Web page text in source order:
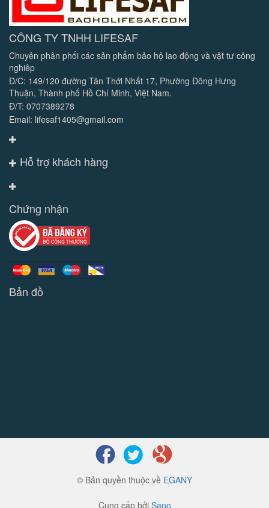
CÔNG TY TNHH LIFESAF
Chuyên phân phối các sản phẩm bảo hộ lao động và vật tư công
nghiêp
Đ/C: 149/120 đường Tân Thới Nhất 17, Phường Đông Hưng
Thuận, Thành phố Hồ Chí Minh, Việt Nam.
Đ/T: 0707389278
Email: lifesaf1405@gmail.com
Hỗ trợ khách hàng
Chứng nhận
Bản đồ
© Bản quyền thuộc về EGANY
Cung cấp bởi Sapo